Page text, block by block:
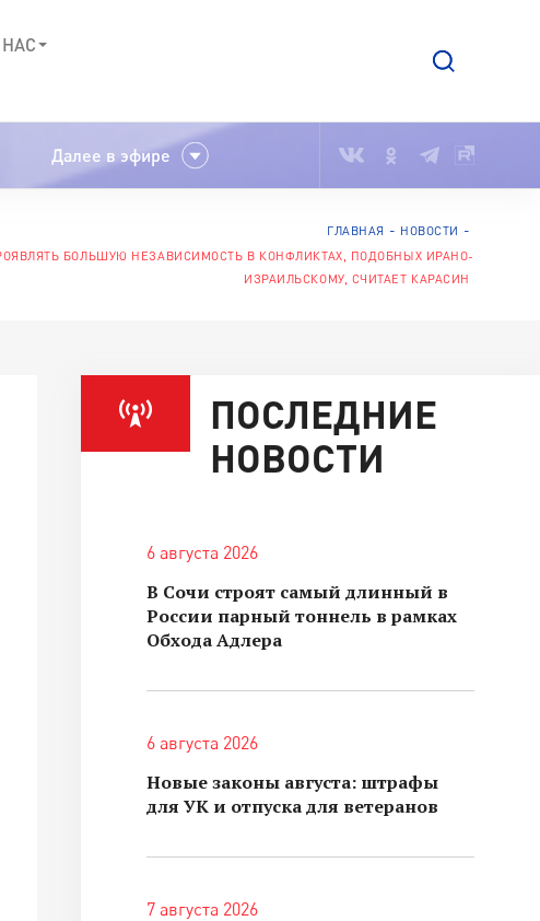
НАС
Далее в эфире
ГЛАВНАЯ
НОВОСТИ
БОЛЬШУЮ НЕЗАВИСИМОСТЬ В КОНФЛИКТАХ, ПОДОБНЫХ ИРАНО-
ИЗРАИЛЬСКОМУ, СЧИТАЕТ КАРАСИН
ПОСЛЕДНИЕ
НОВОСТИ
6 августа 2026
В Сочи строят самый длинный в
России парный тоннель в рамках
Обхода Адлера
6 августа 2026
Новые законы августа: штрафы
для УК и отпуска для ветеранов
7 августа 2026